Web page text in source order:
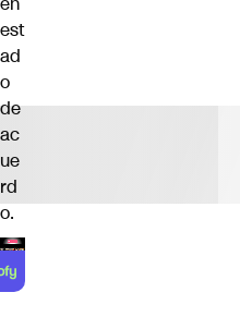
est
ad
o
de
ac
ue
rd
o.